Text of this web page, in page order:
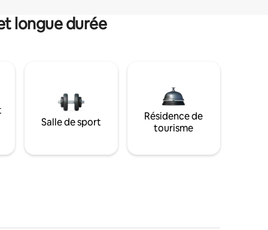
longue durée
Salle de sport
Résidence de
tourisme